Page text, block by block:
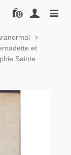
0
>
et
Sainte